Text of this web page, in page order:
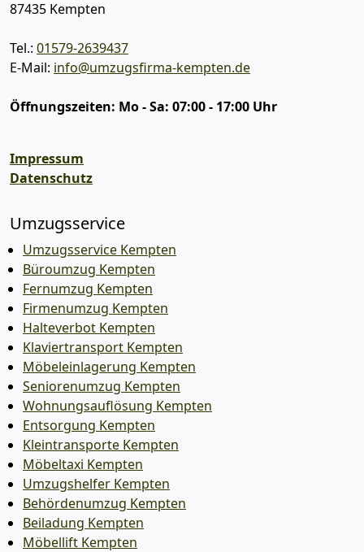
87435 Kempten
Tel.: 01579-2639437
E-Mail: info@umzugsfirma-kempten.de
Öffnungszeiten: Mo - Sa: 07:00 - 17:00 Uhr
Impressum
Datenschutz
Umzugsservice
Umzugsservice Kempten
Büroumzug Kempten
Fernumzug Kempten
Firmenumzug Kempten
Halteverbot Kempten
Klaviertransport Kempten
Möbeleinlagerung Kempten
Seniorenumzug Kempten
Wohnungsauflösung Kempten
Entsorgung Kempten
Kleintransporte Kempten
Möbeltaxi Kempten
Umzugshelfer Kempten
Behördenumzug Kempten
Beiladung Kempten
Möbellift Kempten